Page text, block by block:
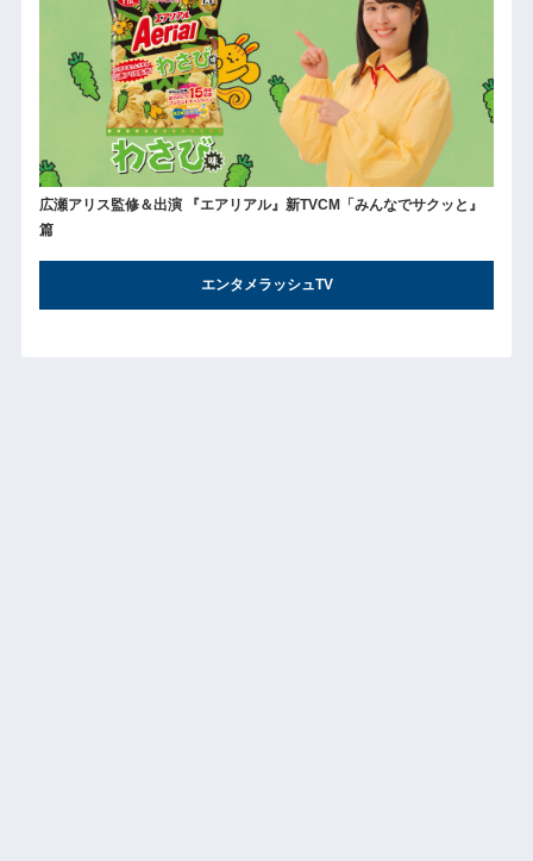
広瀬アリス監修＆出演 『エアリアル』新TVCM「みんなでサクッと』
篇
エンタメラッシュTV